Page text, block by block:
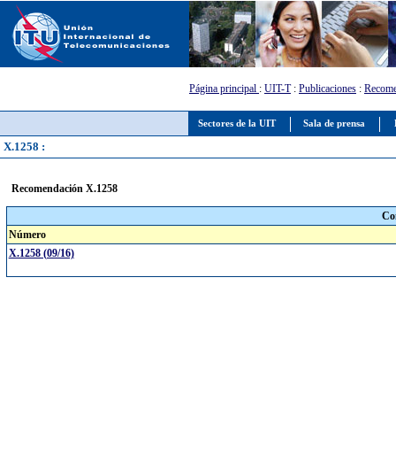
Sectores de la UIT Sala de prensa
Página principal : UIT-T: Publicaciones :
X.1258 :
Recomendación X.1258
Número
X.1258 (09/16)